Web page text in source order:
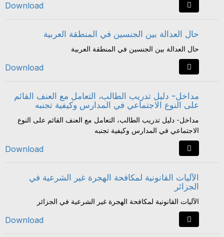
Download
حال العدالة بين الجنسين في المنطقة العربية
حال العدالة بين الجنسين في المنطقة العربية
Download
مداخل- دليل تدريب الطالب، التعامل مع العنف القائم
على النوع الاجتماعي في المدارس وكيفية تجنبه
مداخل- دليل تدريب الطالب، التعامل مع العنف القائم على النوع
الاجتماعي في المدارس وكيفية تجنبه
Download
الآليات القانونية لمكافحة الهجرة غير الشرعية في
الجزائر
الآليات القانونية لمكافحة الهجرة غير الشرعية في الجزائر
Download